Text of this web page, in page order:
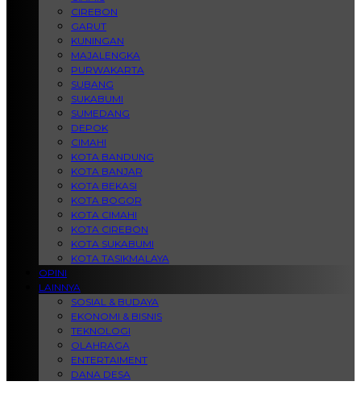
CIREBON
GARUT
KUNINGAN
MAJALENGKA
PURWAKARTA
SUBANG
SUKABUMI
SUMEDANG
DEPOK
CIMAHI
KOTA BANDUNG
KOTA BANJAR
KOTA BEKASI
KOTA BOGOR
KOTA CIMAHI
KOTA CIREBON
KOTA SUKABUMI
KOTA TASIKMALAYA
OPINI
LAINNYA
SOSIAL & BUDAYA
EKONOMI & BISNIS
TEKNOLOGI
OLAHRAGA
ENTERTAIMENT
DANA DESA